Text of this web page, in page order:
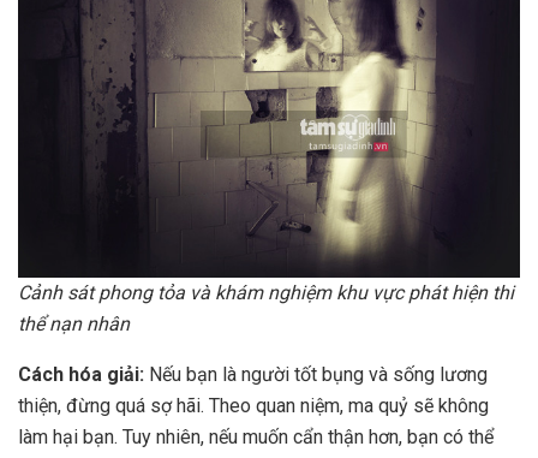
Cảnh sát phong tỏa và khám nghiệm khu vực phát hiện thi
thể nạn nhân
Cách hóa giải: Nếu bạn là người tốt bụng và sống lương
thiện, đừng quá sợ hãi. Theo quan niệm, ma quỷ sẽ không
làm hại bạn. Tuy nhiên, nếu muốn cẩn thận hơn, bạn có thể